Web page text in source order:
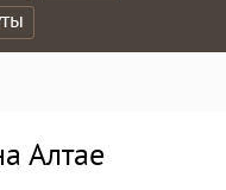
Алтае